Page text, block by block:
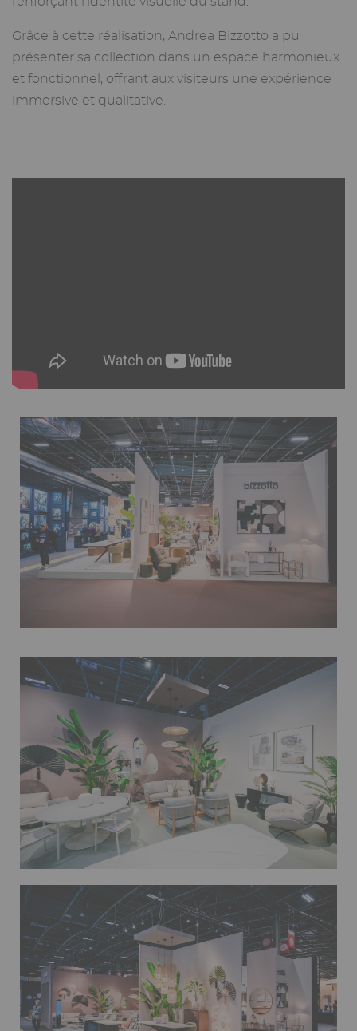
Grâce à cette réalisation, Andrea Bizzotto a pu
présenter sa collection dans un espace harmonieux
et fonctionnel, offrant aux visiteurs une expérience
immersive et qualitative.